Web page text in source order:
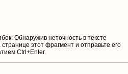
Обнаружив неточность в тексте
этот фрагмент и отправьте его
Ctrl+Enter.